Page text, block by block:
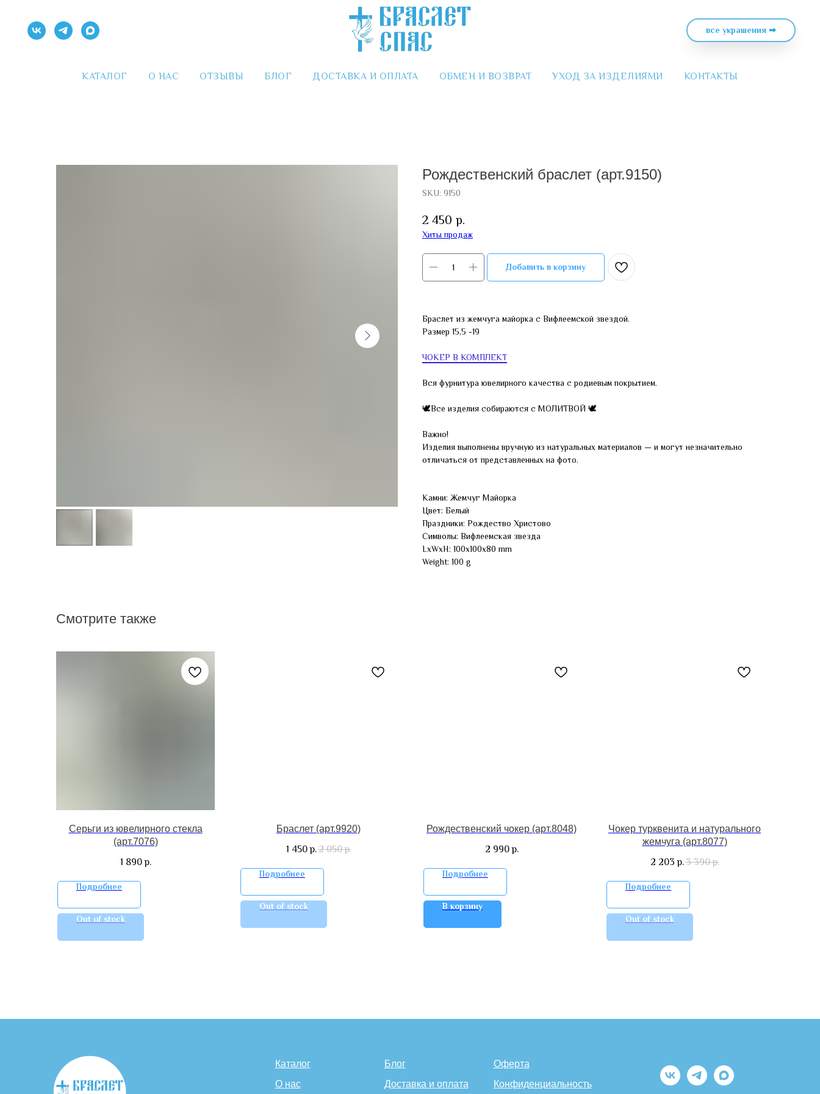
все украшения ➡
КАТАЛОГ О НАС ОТЗЫВЫ БЛОГ ДОСТАВКА И ОПЛАТА ОБМЕН И ВОЗВРАТ УХОД ЗА ИЗДЕЛИЯМИ КОНТАКТЫ
Рождественский браслет (арт.9150)
SKU: 9150
2 450 р.
Хиты продаж
Добавить в корзину
Браслет из жемчуга майорка с Вифлеемской звездой.
Размер 15,5 -19
ЧОКЕР В КОМПЛЕКТ
Вся фурнитура ювелирного качества с родиевым покрытием.
🕊Все изделия собираются с МОЛИТВОЙ 🕊
Важно!
Изделия выполнены вручную из натуральных материалов — и могут незначительно
отличаться от представленных на фото.
Камни: Жемчуг Майорка
Цвет: Белый
Праздники: Рождество Христово
Символы: Вифлеемская звезда
LxWxH: 100x100x80 mm
Weight: 100 g
Смотрите также
Серьги из ювелирного стекла
(арт.7076)
1 890 р.
Подробнее
Out of stock
Браслет (арт.9920)
1 450 р.2 050 р.
Подробнее
Out of stock
Рождественский чокер (арт.8048)
2 990 р.
Подробнее
В корзину
Чокер турквенита и натурального
жемчуга (арт.8077)
2 203 р.3 390 р.
Подробнее
Out of stock
Каталог
О нас
Блог
Доставка и оплата
Оферта
Конфиденциальность